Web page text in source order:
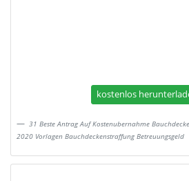
kostenlos
31 Beste Antrag Auf Kostenubernahme
2020 Vorlagen Bauchdeckenstraffung Betreuungsgeld